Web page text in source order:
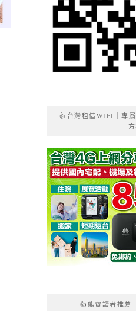
👍台灣租借WIFI｜專
👍熊寶讀者推薦